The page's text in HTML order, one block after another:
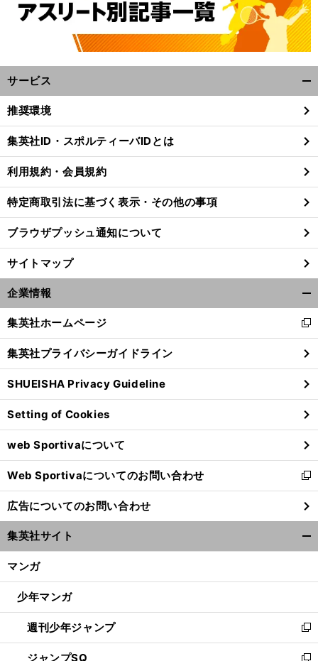
2
4
、
。
サービス
閉
る
推奨環境
集英社ID・スポルティーバIDとは
利用規約・会員規約
特定商取引法に基づく表示・その他の事項
ブラウザプッシュ通知について
サイトマップ
企業情報
閉
る
集英社ホームページ
新
し
い
ウ
ィ
ン
ド
ウ
で
開
く
集英社プライバシーガイドライン
SHUEISHA Privacy Guideline
Setting of Cookies
web Sportivaについて
Web Sportivaについてのお問い合わせ
新
し
い
ウ
ィ
ン
ウ
開
く
広告についてのお問い合わせ
集英社サイト
マンガ
少年マンガ
週刊少年ジャンプ
新
し
ジャンプSQ